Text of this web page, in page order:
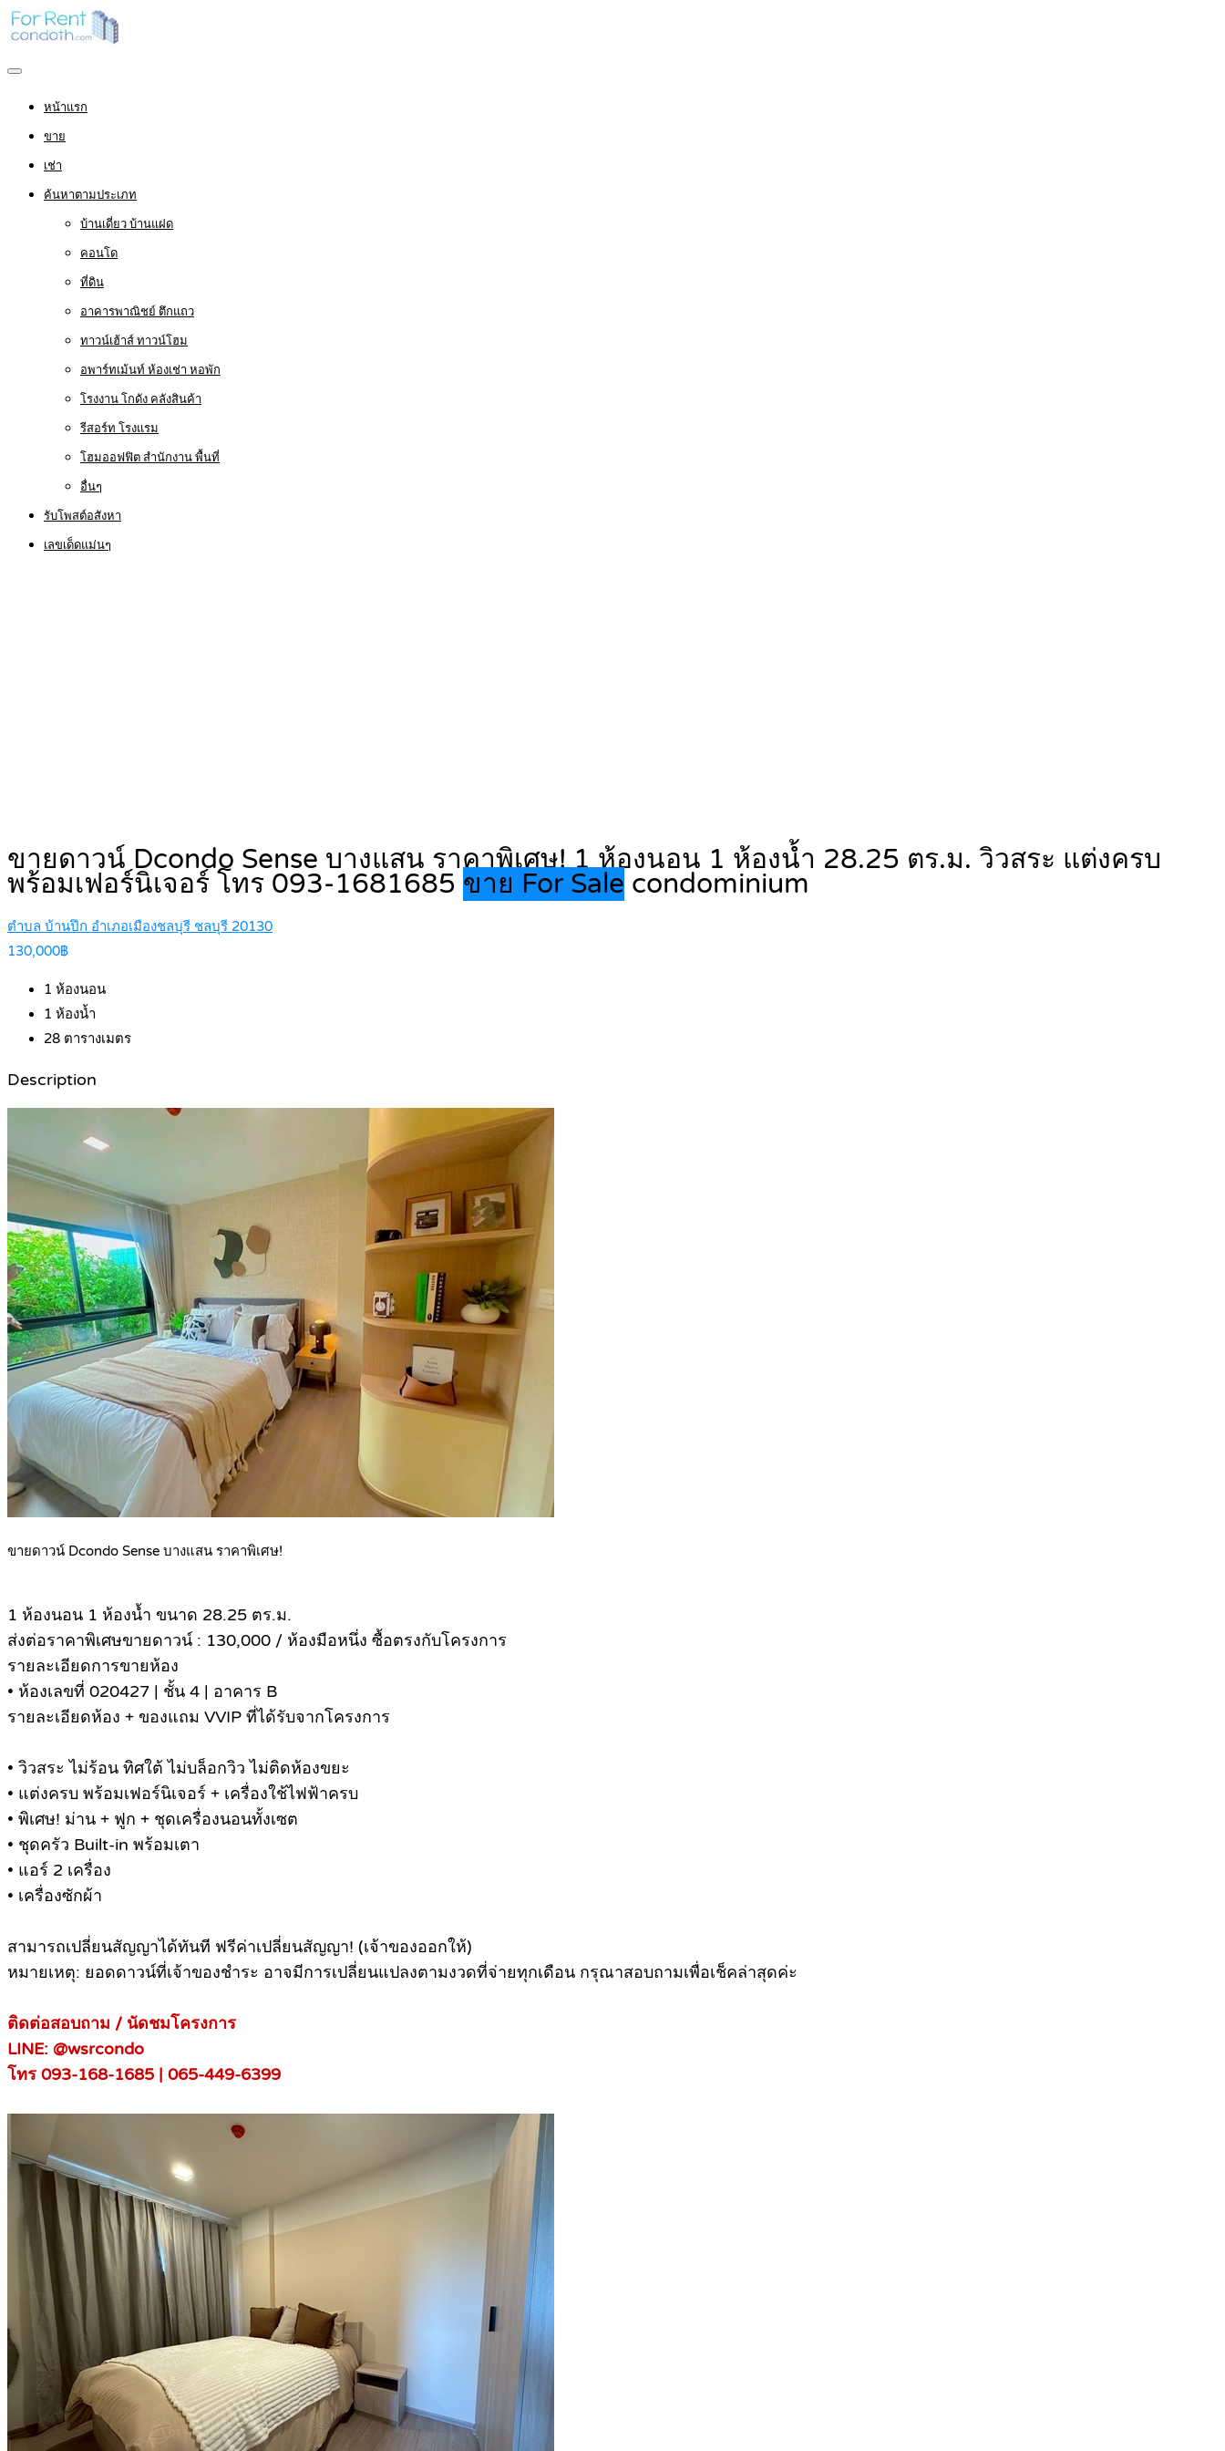
หน้าแรก
ขาย
เช่า
ค้นหาตามประเภท
บ้านเดี่ยว บ้านแฝด
คอนโด
ที่ดิน
อาคารพาณิชย์ ตึกแถว
ทาวน์เฮ้าส์ ทาวน์โฮม
อพาร์ทเม้นท์ ห้องเช่า หอพัก
โรงงาน โกดัง คลังสินค้า
รีสอร์ท โรงแรม
โฮมออฟฟิต สำนักงาน พื้นที่
อื่นๆ
รับโพสต์อสังหา
เลขเด็ดแม่นๆ
ขายดาวน์ Dcondo Sense บางแสน ราคาพิเศษ! 1 ห้องนอน 1 ห้องน้ำ 28.25 ตร.ม. วิวสระ แต่งครบ
พร้อมเฟอร์นิเจอร์ โทร 093-1681685 ขาย For Sale condominium
ตำบล บ้านปึก อำเภอเมืองชลบุรี ชลบุรี 20130
130,000฿
1 ห้องนอน
1 ห้องน้ำ
28 ตารางเมตร
Description
ขายดาวน์ Dcondo Sense บางแสน ราคาพิเศษ!
1 ห้องนอน 1 ห้องน้ำ ขนาด 28.25 ตร.ม.
ส่งต่อราคาพิเศษขายดาวน์ : 130,000 / ห้องมือหนึ่ง ซื้อตรงกับโครงการ
รายละเอียดการขายห้อง
• ห้องเลขที่ 020427 | ชั้น 4 | อาคาร B
รายละเอียดห้อง + ของแถม VVIP ที่ได้รับจากโครงการ
• วิวสระ ไม่ร้อน ทิศใต้ ไม่บล็อกวิว ไม่ติดห้องขยะ
• แต่งครบ พร้อมเฟอร์นิเจอร์ + เครื่องใช้ไฟฟ้าครบ
• พิเศษ! ม่าน + ฟูก + ชุดเครื่องนอนทั้งเซต
• ชุดครัว Built-in พร้อมเตา
• แอร์ 2 เครื่อง
• เครื่องซักผ้า
สามารถเปลี่ยนสัญญาได้ทันที ฟรีค่าเปลี่ยนสัญญา! (เจ้าของออกให้)
หมายเหตุ: ยอดดาวน์ที่เจ้าของชำระ อาจมีการเปลี่ยนแปลงตามงวดที่จ่ายทุกเดือน กรุณาสอบถามเพื่อเช็คล่าสุดค่ะ
ติดต่อสอบถาม / นัดชมโครงการ
LINE: @wsrcondo
โทร 093-168-1685 | 065-449-6399